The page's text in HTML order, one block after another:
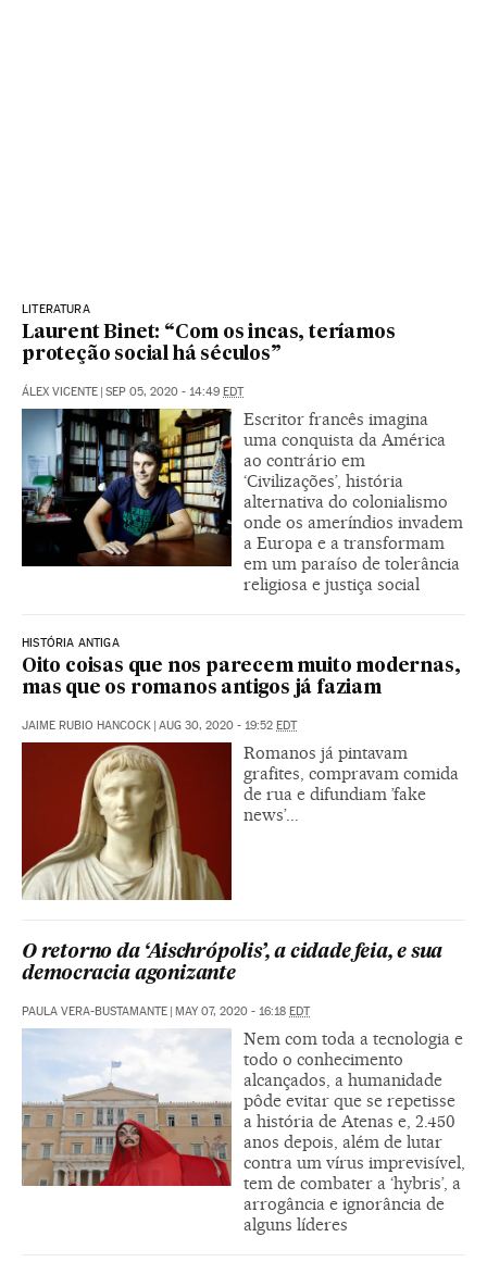
LITERATURA
Laurent Binet: “Com os incas, teríamos
proteção social há séculos”
ÁLEX VICENTE | SEP 05, 2020 - 14:49 EDT
Escritor francês imagina
uma conquista da América
ao contrário em
‘Civilizações’, história
alternativa do colonialismo
onde os ameríndios invadem
a Europa e a transformam
em um paraíso de tolerância
religiosa e justiça social
HISTÓRIA ANTIGA
Oito coisas que nos parecem muito modernas,
mas que os romanos antigos já faziam
JAIME RUBIO HANCOCK | AUG 30, 2020 - 19:52 EDT
Romanos já pintavam
grafites, compravam comida
de rua e difundiam ’fake
news’...
O retorno da ‘Aischrópolis’, a cidade feia, e sua
democracia agonizante
PAULA VERA-BUSTAMANTE | MAY 07, 2020 - 16:18 EDT
Nem com toda a tecnologia e
todo o conhecimento
alcançados, a humanidade
pôde evitar que se repetisse
a história de Atenas e, 2.450
anos depois, além de lutar
contra um vírus imprevisível,
tem de combater a ‘hybris’, a
arrogância e ignorância de
alguns líderes